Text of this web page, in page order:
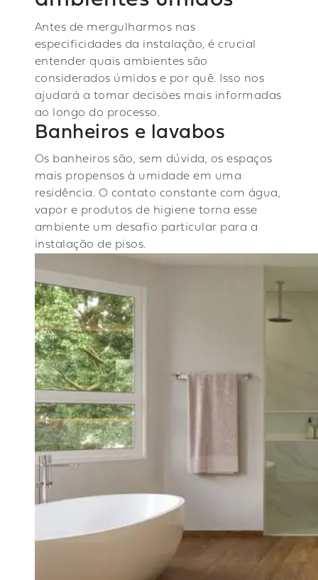
Antes de mergulharmos nas
especificidades da instalação, é crucial
entender quais ambientes são
considerados úmidos e por quê. Isso nos
ajudará a tomar decisões mais informadas
ao longo do processo.
Banheiros e lavabos
Os banheiros são, sem dúvida, os espaços
mais propensos à umidade em uma
residência. O contato constante com água,
vapor e produtos de higiene torna esse
ambiente um desafio particular para a
instalação de pisos.